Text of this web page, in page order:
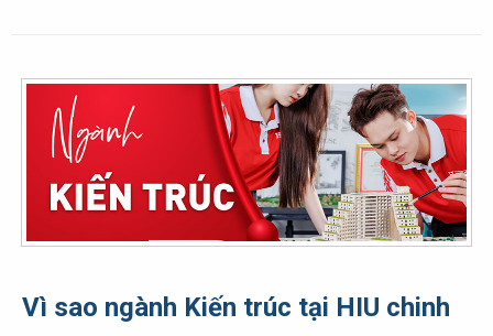
Vì sao ngành Kiến trúc tại HIU chinh